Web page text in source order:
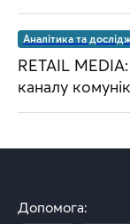
Аналітика та
RETAIL
каналу
Допомога: